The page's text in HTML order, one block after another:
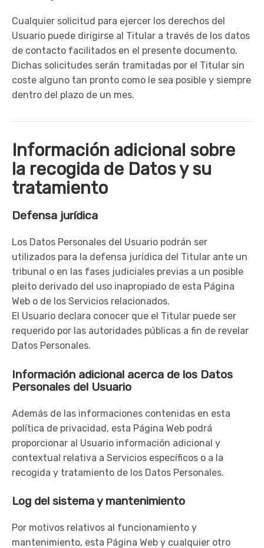
Cualquier solicitud para ejercer los derechos del
Usuario puede dirigirse al Titular a través de los datos
de contacto facilitados en el presente documento.
Dichas solicitudes serán tramitadas por el Titular sin
coste alguno tan pronto como le sea posible y siempre
dentro del plazo de un mes.
Información adicional sobre
la recogida de Datos y su
tratamiento
Defensa jurídica
Los Datos Personales del Usuario podrán ser
utilizados para la defensa jurídica del Titular ante un
tribunal o en las fases judiciales previas a un posible
pleito derivado del uso inapropiado de esta Página
Web o de los Servicios relacionados.
El Usuario declara conocer que el Titular puede ser
requerido por las autoridades públicas a fin de revelar
Datos Personales.
Información adicional acerca de los Datos
Personales del Usuario
Además de las informaciones contenidas en esta
política de privacidad, esta Página Web podrá
proporcionar al Usuario información adicional y
contextual relativa a Servicios específicos o a la
recogida y tratamiento de los Datos Personales.
Log del sistema y mantenimiento
Por motivos relativos al funcionamiento y
mantenimiento, esta Página Web y cualquier otro